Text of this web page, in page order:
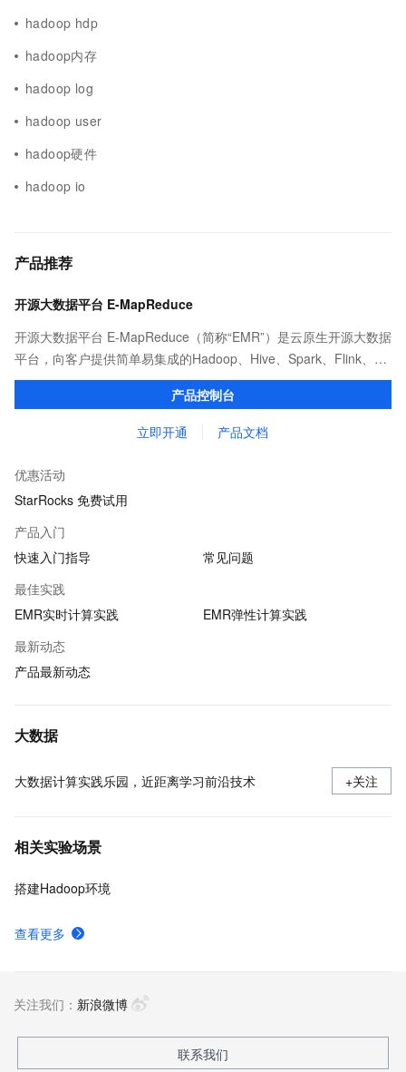
hadoop hdp
hadoop内存
hadoop log
hadoop user
hadoop硬件
hadoop io
产品推荐
开源大数据平台 E-MapReduce
开源大数据平台 E-MapReduce（简称“EMR”）是云原生开源大数据
平台，向客户提供简单易集成的Hadoop、Hive、Spark、Flink、
Presto、ClickHouse、StarRocks、Delta、Hudi等开源大数据计算
产品控制台
立即开通 产品文档
优惠活动
StarRocks 免费试用
产品入门
快速入门指导
常见问题
最佳实践
EMR实时计算实践
EMR弹性计算实践
最新动态
产品最新动态
大数据
大数据计算实践乐园，近距离学习前沿技术 +关注
相关实验场景
搭建Hadoop环境
查看更多
关注我们： 新浪微博
联系我们